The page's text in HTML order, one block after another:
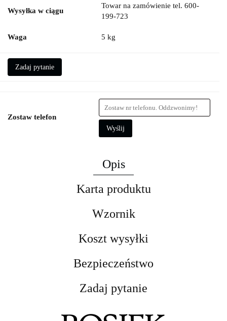
Wysyłka w ciągu
Towar na zamówienie tel. 600-
199-723
Waga 5 kg
Zadaj pytanie
Zostaw telefon
Wyślij
Opis
Karta produktu
Wzornik
Koszt wysyłki
Bezpieczeństwo
Zadaj pytanie